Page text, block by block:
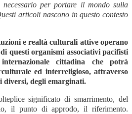
per portare il mondo sulla
articoli nascono in questo contesto
e realtà culturali attive operano
questi organismi associativi pacifisti
cittadina che potrà
ed interreligioso, attraverso
diversi, degli emarginati.
significato di smarrimento, del
il punto di approdo, il riferimento.